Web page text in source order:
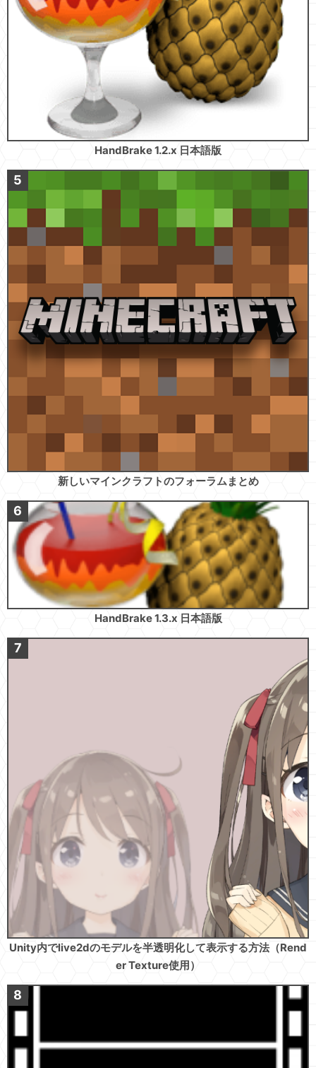
HandBrake 1.2.x 日本語版
新しいマインクラフトのフォーラムまとめ
HandBrake 1.3.x 日本語版
Unity内でlive2dのモデルを半透明化して表示する方法（Rend
er Texture使用）